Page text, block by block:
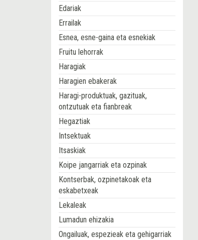
Edariak
Errailak
Esnea, esne-gaina eta esnekiak
Fruitu lehorrak
Haragiak
Haragien ebakerak
Haragi-produktuak, gazituak,
ontzutuak eta fianbreak
Hegaztiak
Intsektuak
Itsaskiak
Koipe jangarriak eta ozpinak
Kontserbak, ozpinetakoak eta
eskabetxeak
Lekaleak
Lumadun ehizakia
Ongailuak, espezieak eta gehigarriak